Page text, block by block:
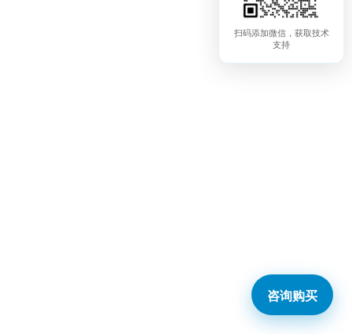
扫码添加微信，获取技术
支持
咨询购买